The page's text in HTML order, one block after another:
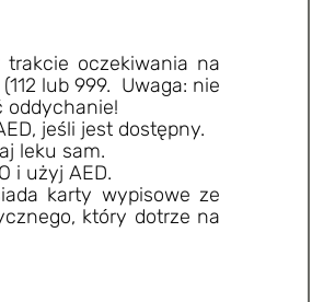
oczekiwania na
lub 999. Uwaga: nie
oddychanie!
jeśli jest dostępny.
leku sam.
i użyj AED.
karty wypisowe ze
który dotrze na